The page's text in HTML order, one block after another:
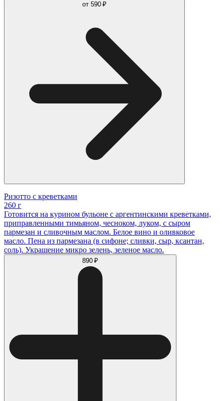
от 590 ₽
Ризотто с креветками
260 г
Готовится на курином бульоне с аргентинскими креветками,
приправленными тимьяном, чесноком, луком, с сыром
пармезан и сливочным маслом. Белое вино и оливковое
масло. Пена из пармезана (в сифоне; сливки, сыр, ксантан,
соль). Украшение микро зелень, зеленое масло.
890 ₽